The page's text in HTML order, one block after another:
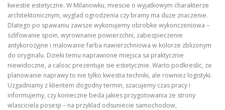
kwestie estetyczne. W Milanowku, miescie o wyjatkowym charakterze
architektonicznym, wyglad ogrodzenia czy bramy ma duze znaczenie.
Dlatego po spawaniu zawsze wykonujemy obrobke wykonczeniowa –
szlifowanie spoin, wyrownanie powierzchni, zabezpieczenie
antykorozyjne i malowanie farba nawierzchniowa w kolorze zblizonym
do oryginalu. Dzieki temu naprawione miejsca sa praktycznie
niewidoczne, a calosc prezentuje sie estetycznie. Warto podkreslic, ze
planowanie naprawy to nie tylko kwestia techniki, ale rowniez logistyki.
Uzgadniamy z klientem dogodny termin, szacujemy czas pracy i
informujemy, czy konieczne beda jakies przygotowania ze strony
wlasciciela posesji – na przyklad odsuniecie samochodow,